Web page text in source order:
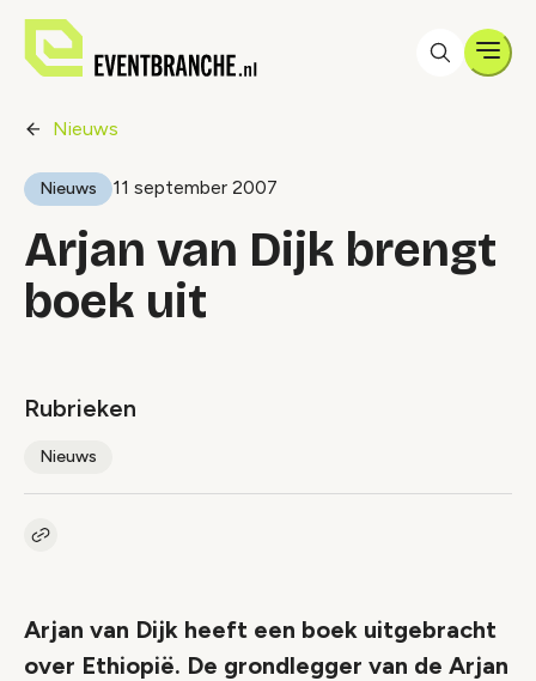
Nieuws
Nieuws 11 september 2007
Arjan van Dijk brengt
boek uit
Rubrieken
Nieuws
Kopieer link naar artikel
Arjan van Dijk heeft een boek uitgebracht
over Ethiopië. De grondlegger van de Arjan